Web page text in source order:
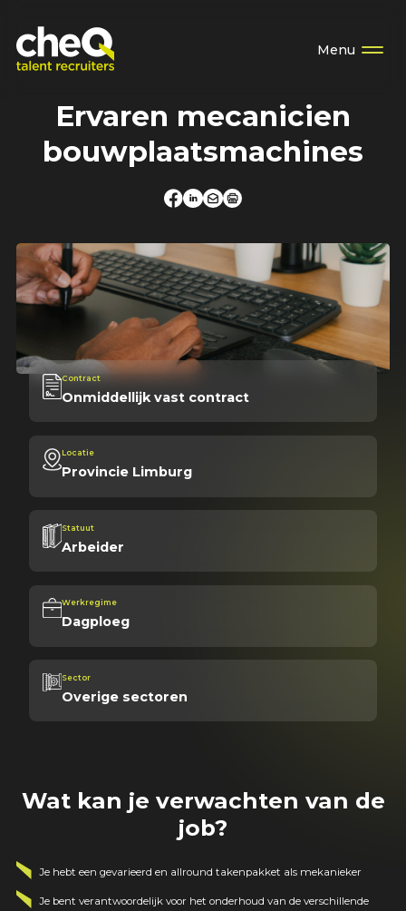
Menu
Ervaren mecanicien
bouwplaatsmachines
Contract
Onmiddellijk vast contract
Locatie
Provincie Limburg
Statuut
Arbeider
Werkregime
Dagploeg
Sector
Overige sectoren
Wat kan je verwachten van de
job?
Je hebt een gevarieerd en allround takenpakket als mekanieker
Je bent verantwoordelijk voor het onderhoud van de verschillende